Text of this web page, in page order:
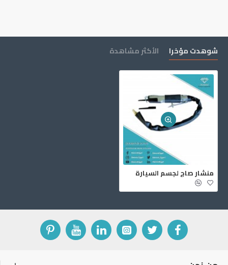
شوهدت مؤخرا الأكثر مشاهدة
منشار صاج لجسم السيارة